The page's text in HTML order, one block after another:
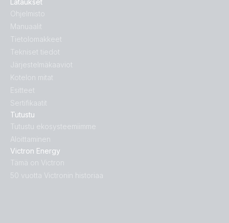
Tutustu
Tutustu ekosysteemiimme
Aloittaminen
Victron Energy
Tämä on Victron
50 vuotta Victronin historiaa
Lataukset
Ohjelmisto
Manuaalit
Tietolomakkeet
Tekniset tiedot
Järjestelmäkaaviot
Kotelon mitat
Esitteet
Sertifikaatit